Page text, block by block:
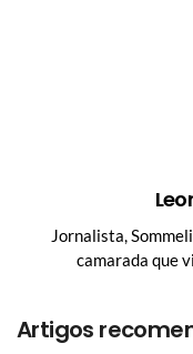
Jornalista,
camarada que
Artigos